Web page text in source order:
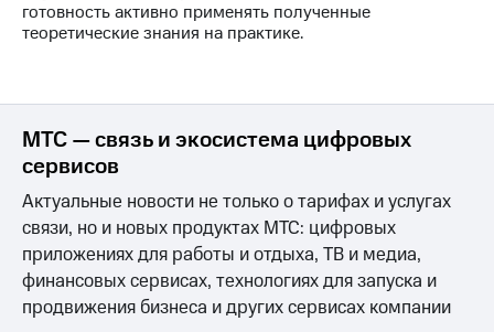
готовность активно применять полученные
теоретические знания на практике.
МТС — связь и экосистема цифровых
сервисов
Актуальные новости не только о тарифах и услугах
связи, но и новых продуктах МТС: цифровых
приложениях для работы и отдыха, ТВ и медиа,
финансовых сервисах, технологиях для запуска и
продвижения бизнеса и других сервисах компании